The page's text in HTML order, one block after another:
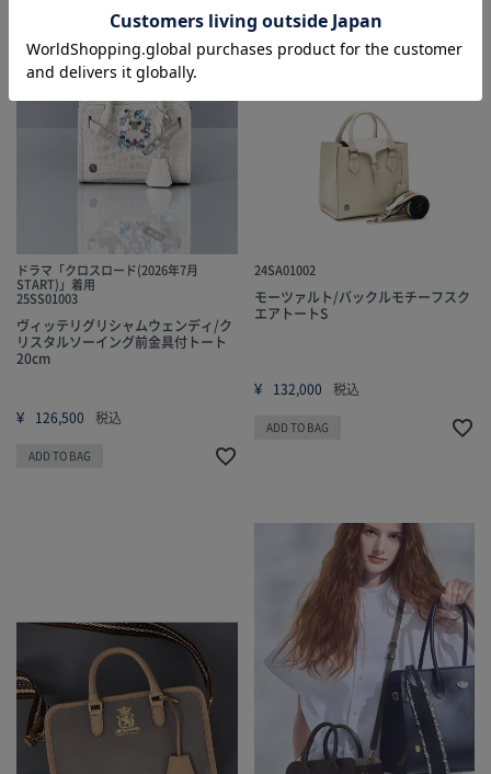
ドラマ「クロスロード(2026年7月
START)」着用
25SS01003
ヴィッテリグリシャムウェンディ/ク
リスタルソーイング前金具付トート
20cm
¥ 126,500 税込
ADD TO BAG
24SA01002
モーツァルト/バックルモチーフスク
エアトートS
¥ 132,000 税込
ADD TO BAG